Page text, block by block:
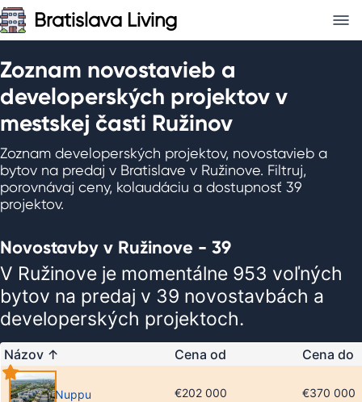
Bratislava Living
Zoznam novostavieb a
developerských projektov v
mestskej časti Ružinov
Zoznam developerských projektov, novostavieb a
bytov na predaj v Bratislave v Ružinove. Filtruj,
porovnávaj ceny, kolaudáciu a dostupnosť 39
projektov.
Novostavby v Ružinove - 39
V Ružinove je momentálne 953 voľných
bytov na predaj v 39 novostavbách a
developerských projektoch.
Názov ↑ Cena od Cena do
Nuppu €202 000 €370 000